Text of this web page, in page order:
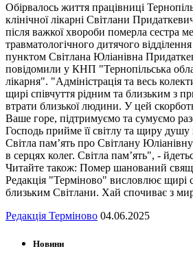
Обірвалось життя працівниці
клінічної лікарні Світлани
після важкої хвороби померла сестра
травматологічного дитячого
пунктом Світлана Юліанівна
повідомили у КНП "Тернопільська
лікарня". "Адміністрація та весь
щирі співчуття рідним та близьким з
втрати близької людини. У цей
Ваше горе, підтримуємо та сумуємо
Господь прийме її світлу та щиру
Світла пам’ять про Світлану
в серцях колег. Світла пам’ять", -
Читайте також: Помер шанований
Редакція "Терміново" висловлює щирі
близьким Світлани. Хай спочиває з
Редакція Терміново 04.06.2025
Новини